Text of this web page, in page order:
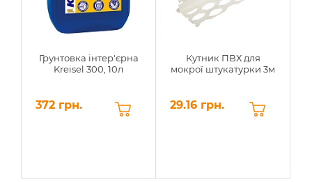
Грунтовка інтер'єрна
Kreisel 300, 10л
372 грн.
Кутник ПВХ для
мокрої штукатурки 3м
29.16 грн.